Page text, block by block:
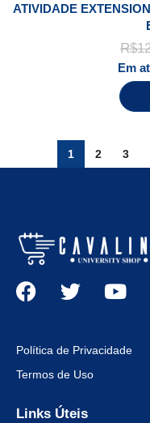
ATIVIDADE
R$
Em
1 2 3
Política de Privacidade
Termos de Uso
Links Úteis